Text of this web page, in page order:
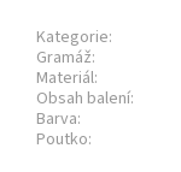
Kategorie:
Gramáž:
Materiál:
Obsah balení:
Barva:
Poutko: